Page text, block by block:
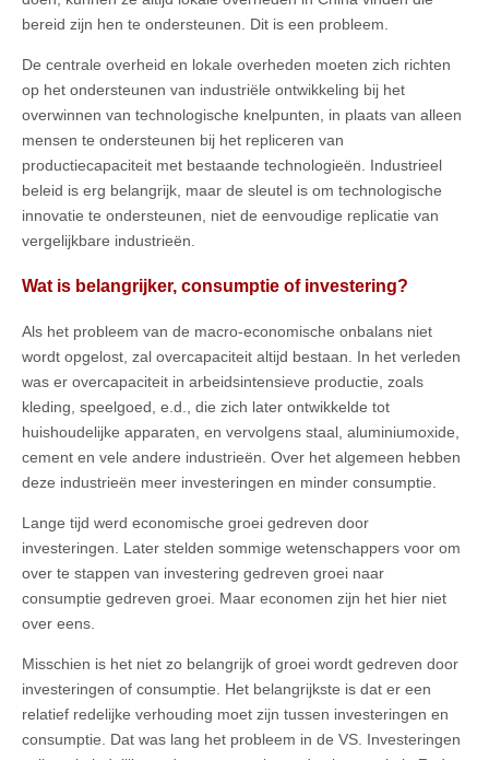
bereid zijn hen te ondersteunen. Dit is een probleem.
De centrale overheid en lokale overheden moeten zich richten
op het ondersteunen van industriële ontwikkeling bij het
overwinnen van technologische knelpunten, in plaats van alleen
mensen te ondersteunen bij het repliceren van
productiecapaciteit met bestaande technologieën. Industrieel
beleid is erg belangrijk, maar de sleutel is om technologische
innovatie te ondersteunen, niet de eenvoudige replicatie van
vergelijkbare industrieën.
Wat is belangrijker, consumptie of investering?
Als het probleem van de macro-economische onbalans niet
wordt opgelost, zal overcapaciteit altijd bestaan. In het verleden
was er overcapaciteit in arbeidsintensieve productie, zoals
kleding, speelgoed, e.d., die zich later ontwikkelde tot
huishoudelijke apparaten, en vervolgens staal, aluminiumoxide,
cement en vele andere industrieën. Over het algemeen hebben
deze industrieën meer investeringen en minder consumptie.
Lange tijd werd economische groei gedreven door
investeringen. Later stelden sommige wetenschappers voor om
over te stappen van investering gedreven groei naar
consumptie gedreven groei. Maar economen zijn het hier niet
over eens.
Misschien is het niet zo belangrijk of groei wordt gedreven door
investeringen of consumptie. Het belangrijkste is dat er een
relatief redelijke verhouding moet zijn tussen investeringen en
consumptie. Dat was lang het probleem in de VS. Investeringen